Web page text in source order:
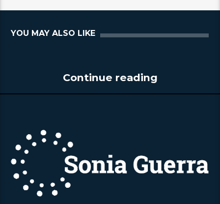
YOU MAY ALSO LIKE
Continue reading